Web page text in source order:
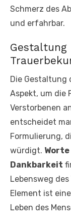
Schmerz des
und erfahrbar.
Die Gestaltung
Aspekt, um die
Verstorbenen
entscheidet
Formulierung,
würdigt.
Dankbarkeit
Lebensweg
Element ist
Leben des